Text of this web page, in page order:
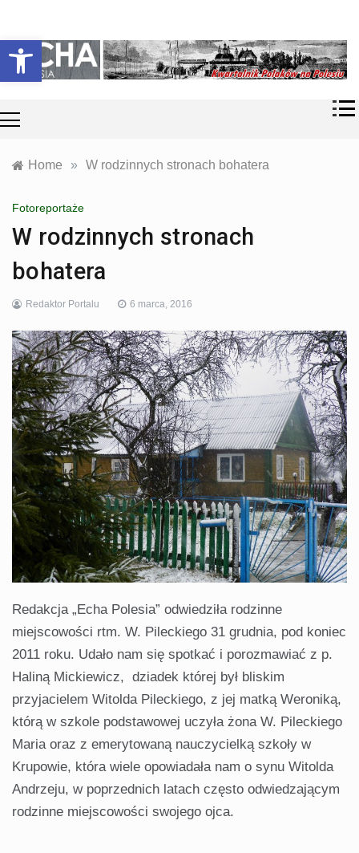
Otwórz pasek narzędzi
content
Echa
Polesia
współczesność
Polaków na
Polesiu.
Home » W rodzinnych stronach bohatera
Fotoreportaże
W rodzinnych stronach
bohatera
Redaktor Portalu 6 marca, 2016
Redakcja „Echa Polesia” odwiedziła rodzinne
miejscowości rtm. W. Pileckiego 31 grudnia, pod koniec
2011 roku. Udało nam się spotkać i porozmawiać z p.
Haliną Mickiewicz, dziadek której był bliskim
przyjacielem Witolda Pileckiego, z jej matką Weroniką,
którą w szkole podstawowej uczyła żona W. Pileckiego
Maria oraz z emerytowaną nauczycielką szkoły w
Krupowie, która wiele opowiadała nam o synu Witolda
Andrzeju, w poprzednich latach często odwiedzającym
rodzinne miejscowości swojego ojca.